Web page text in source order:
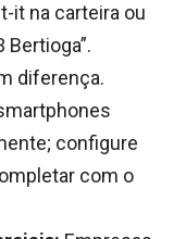
it na carteira ou
Bertioga”.
diferença.
configure
com o